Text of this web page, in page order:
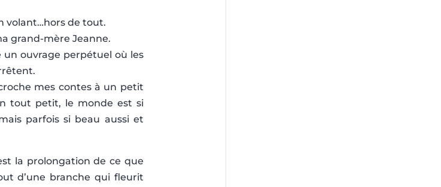
volant…hors de tout.
grand-mère Jeanne.
un ouvrage perpétuel où les
mes contes à un petit
tout petit, le monde est si
parfois si beau aussi et
la prolongation de ce que
d’une branche qui fleurit